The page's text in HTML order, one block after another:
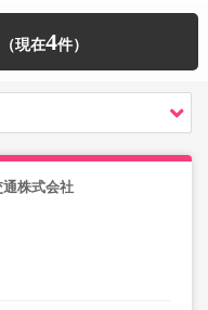
4
株式会社